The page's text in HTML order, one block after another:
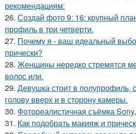
рекомендациям:
26. Создай фото 9: 16: крупный
профиль в три четверти.
27. Почему я - ваш идеальный
прически?
28. Женщины нередко стремятся
волос или.
29. Девушка стоит в полупрофиль,
голову вверх и в сторону камеры.
30. Фотореалистичная съёмка
31. Как подобрать макияж и